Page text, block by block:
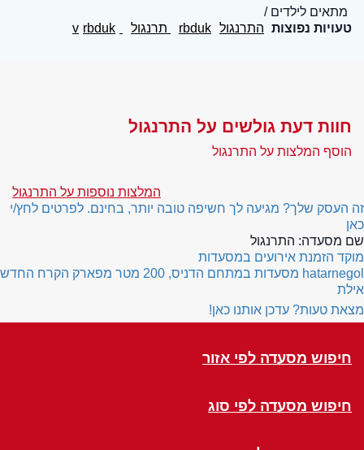
מתאים לילדים
טעויות נפוצות התרנגול rbduk תרנגול rbduk
חוות דעת גולשים על התרנגול
הוסף המלצות על התרנגול
המלצות נוספות על התרנגול
זה העסק שלך? מגיעה לך חשיפה טובה יותר, בחינם. לפרטים לחץ/י
כאן
שם מסעדה: התרנגול
מוקד הזמנת אירועים במסעדות
hatarnegol
מסעדות במתחם הדניס, 200 מטר מפארק הקרח החדש
אילת
מצאת טעות? עדכן אותנו כאן!
חיפוש מסעדה לפי אזור
חיפוש מסעדה לפי סוג